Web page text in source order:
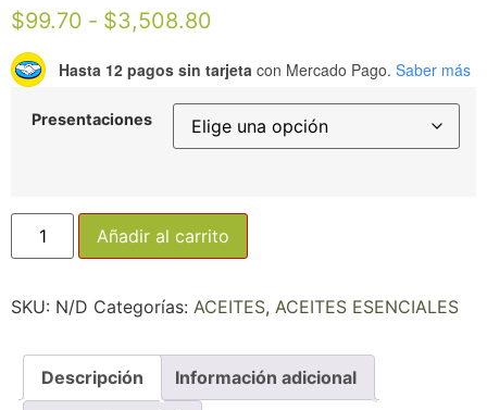
$99.70 - $3,508.80
Hasta 12 pagos sin tarjeta con Mercado Pago. Saber más
Presentaciones
Añadir al carrito
SKU: N/D Categorías: ACEITES, ACEITES ESENCIALES
Descripción Información adicional